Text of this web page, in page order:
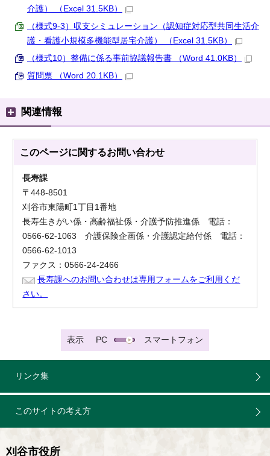
介護） （Excel 31.5KB）
（様式9-3）収支シミュレーション（認知症対応型共同生活介
護・看護小規模多機能型居宅介護） （Excel 31.5KB）
（様式10）整備に係る事前協議報告書 （Word 41.0KB）
質問票 （Word 20.1KB）
関連情報
このページに関するお問い合わせ
長寿課
〒448-8501
刈谷市東陽町1丁目1番地
長寿生きがい係・高齢福祉係・介護予防推進係 電話：
0566-62-1063 介護保険企画係・介護認定給付係 電話：
0566-62-1013
ファクス：0566-24-2466
長寿課へのお問い合わせは専用フォームをご利用くだ
さい。
表示 PC スマートフォン
リンク集
このサイトの考え方
刈谷市役所